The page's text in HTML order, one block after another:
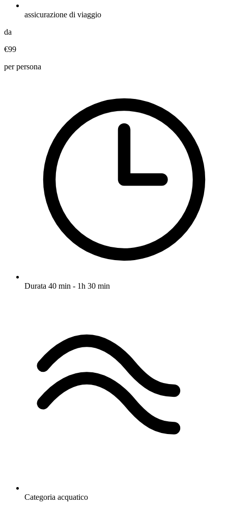
assicurazione di viaggio
da
€99
per persona
Durata 40 min - 1h 30 min
Categoria acquatico